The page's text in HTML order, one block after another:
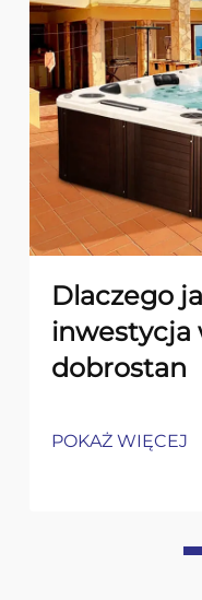
Dlaczego
inwestycja
dobrostan
POKAŻ WIĘCEJ